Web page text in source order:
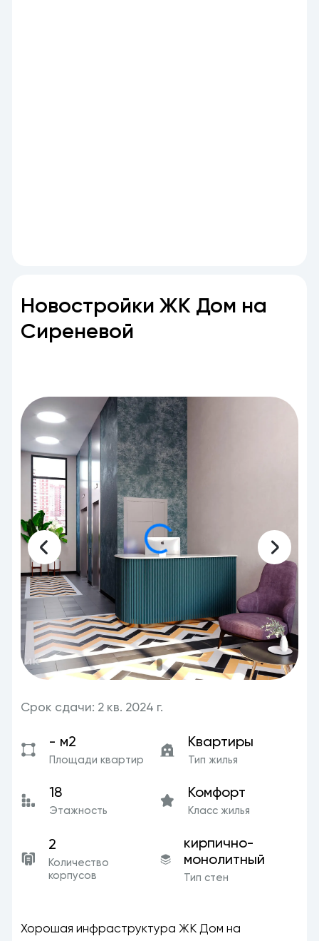
Новостройки ЖК Дом на
Сиреневой
Срок сдачи: 2 кв. 2024 г.
- м2
Площади квартир
Квартиры
Тип жилья
18
Этажность
Комфорт
Класс жилья
2
Количество
корпусов
кирпично-
монолитный
Тип стен
Хорошая инфраструктура ЖК Дом на